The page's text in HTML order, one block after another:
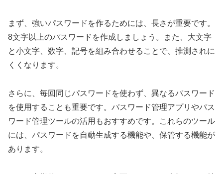
まず、強いパスワードを作るためには、長さが重要です。
8文字以上のパスワードを作成しましょう。また、大文字
と小文字、数字、記号を組み合わせることで、推測されに
くくなります。
さらに、毎回同じパスワードを使わず、異なるパスワード
を使用することも重要です。パスワード管理アプリやパス
ワード管理ツールの活用もおすすめです。これらのツール
には、パスワードを自動生成する機能や、保管する機能が
あります。